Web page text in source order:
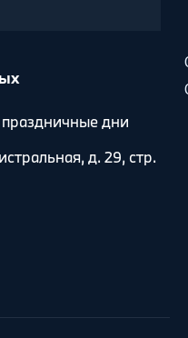
дни
д. 29, стр.